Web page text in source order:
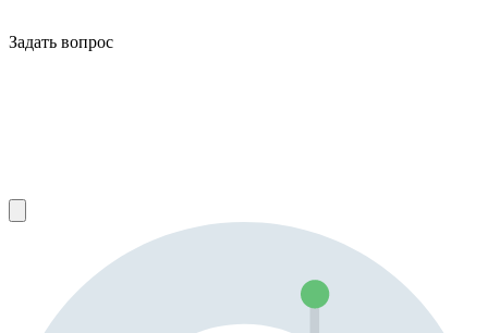
Задать вопрос